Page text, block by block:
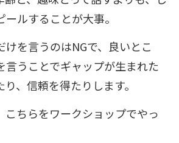
ルすることが大事。
けを言うのはNGで、良いとこ
言うことでギャップが生まれた
、信頼を得たりします。
こちらをワークショップでやっ